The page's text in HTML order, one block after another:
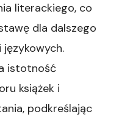
literackiego, co
dla dalszego
istotność
książek i
podkreślając